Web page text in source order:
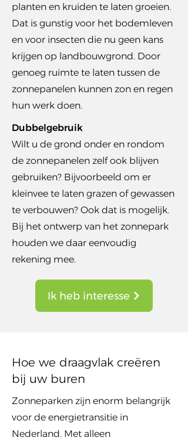
planten en kruiden te laten groeien.
Dat is gunstig voor het bodemleven
en voor insecten die nu geen kans
krijgen op landbouwgrond. Door
genoeg ruimte te laten tussen de
zonnepanelen kunnen zon en regen
hun werk doen.
Dubbelgebruik
Wilt u de grond onder en rondom
de zonnepanelen zelf ook blijven
gebruiken? Bijvoorbeeld om er
kleinvee te laten grazen of gewassen
te verbouwen? Ook dat is mogelijk.
Bij het ontwerp van het zonnepark
houden we daar eenvoudig
rekening mee.
Ik heb interesse
Hoe we draagvlak creëren
bij uw buren
Zonneparken zijn enorm belangrijk
voor de energietransitie in
Nederland. Met alleen